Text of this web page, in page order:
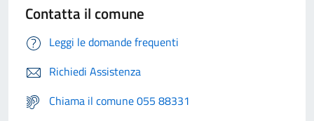
Contatta il comune
Leggi le domande frequenti
Richiedi Assistenza
Chiama il comune 055 88331